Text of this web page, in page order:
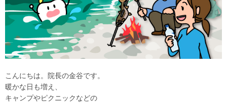
こんにちは。院長の金谷です。
暖かな日も増え、
キャンプやピクニックなどの